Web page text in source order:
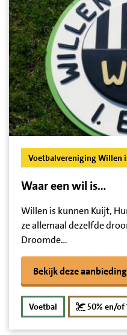
Voetbalvereniging Willen
Waar een wil is…
Willen is kunnen Kuijt,
ze allemaal dezelfde
Droomde…
Bekijk deze aanbieding
Voetbal 50% en/of